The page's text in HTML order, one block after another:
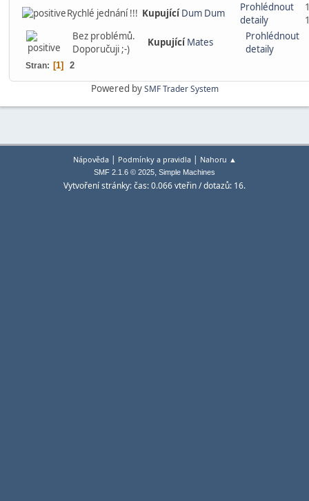
Rychlé jednání !!! Kupující Dum Dum
Prohlédnout
detaily
Bez problémů.
Doporučuji ;-)
Kupující Mates
Prohlédnout
detaily
Stran 1 2
Powered bySMF Trader System
Nápověda| Podmínky a pravidla| Nahoru ▲
SMF 2.1.6 © 2025, Simple Machines
Vytvoření stránky: čas: 0.066 vteřin / dotazů: 16.